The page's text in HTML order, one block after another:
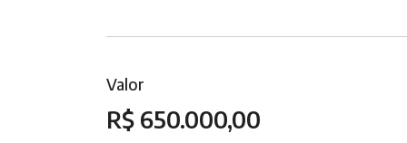
Valor
R$ 650.000,00